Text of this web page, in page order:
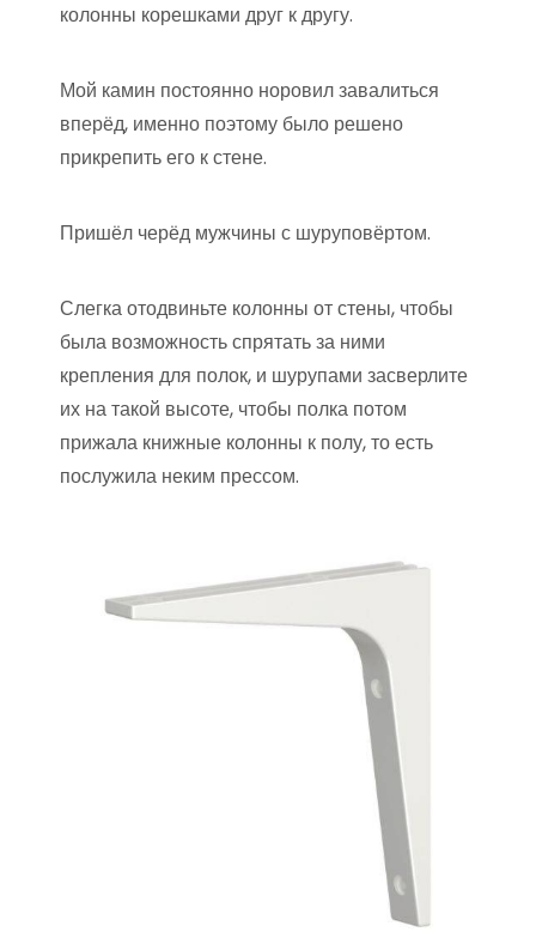
колонны корешками друг к другу.
Мой камин постоянно норовил завалиться
вперёд, именно поэтому было решено
прикрепить его к стене.
Пришёл черёд мужчины с шуруповёртом.
Слегка отодвиньте колонны от стены, чтобы
была возможность спрятать за ними
крепления для полок, и шурупами засверлите
их на такой высоте, чтобы полка потом
прижала книжные колонны к полу, то есть
послужила неким прессом.